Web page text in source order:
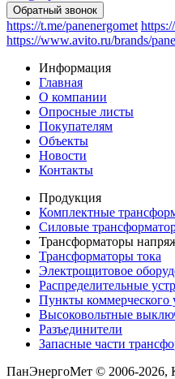
https://t.me/panenergomet
https://www.avito.ru/brands/
Информация
Главная
О компании
Опросные листы
Покупателям
Объекты
Новости
Контакты
Продукция
Комплектные
Силовые
Трансформаторы
Трансформаторы тока
Электрощитовое
Распределительные
Пункты коммерческого
Высоковольтные
Разъединители
Запасные части
ПанЭнергоМет © 2006-2026,